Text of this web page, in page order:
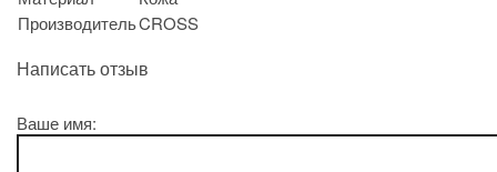
ПроизводительCROSS
Написать отзыв
Ваше имя: